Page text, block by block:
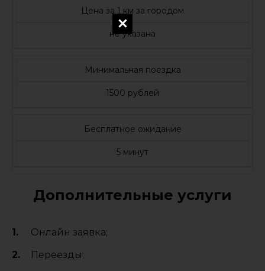
Цена за 1 км за городом
не указана
Минимальная поездка
1500 рублей
Бесплатное ожидание
5 минут
Дополнительные услуги
Онлайн заявка;
Переезды;